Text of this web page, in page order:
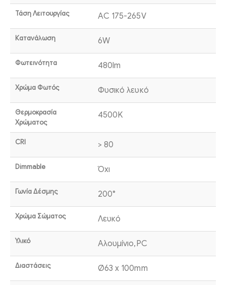
Τάση Λειτουργίας AC 175-265V
Κατανάλωση 6W
Φωτεινότητα 480lm
Χρώμα Φωτός Φυσικό λευκό
Θερμοκρασία
Χρώματος
4500K
CRI > 80
Dimmable Όχι
Γωνία Δέσμης 200°
Χρώμα Σώματος Λευκό
Υλικό Αλουμίνιο,PC
Διαστάσεις Ø63 x 100mm